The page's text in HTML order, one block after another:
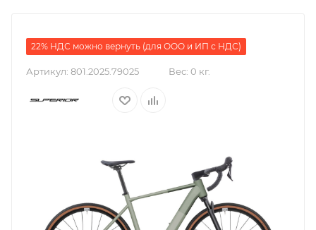
22% НДС можно вернуть (для ООО и ИП с НДС)
Артикул: 801.2025.79025 Вес: 0 кг.